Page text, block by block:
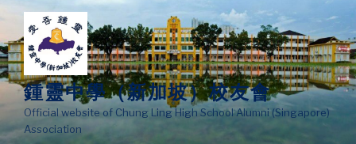
content
鍾靈中學（新加坡）校友會
Official website of Chung Ling High School Alumni (Singapore)
Association